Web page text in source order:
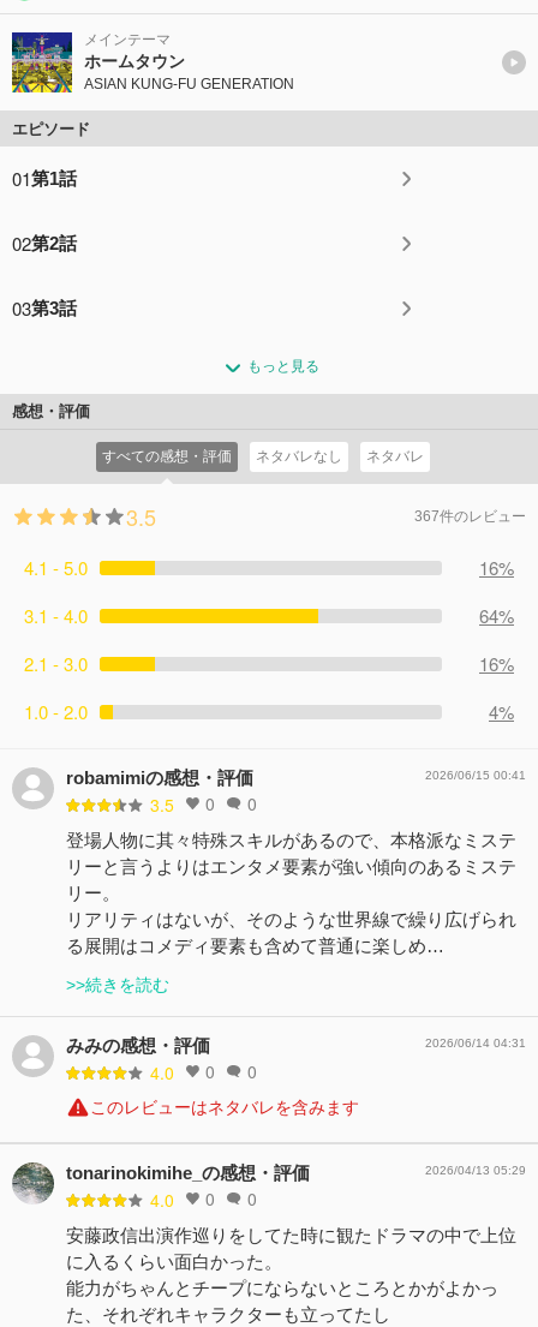
メインテーマ
ホームタウン
ASIAN KUNG-FU GENERATION
エピソード
01第1話
02第2話
03第3話
もっと見る
感想・評価
すべての感想・評価 ネタバレなし ネタバレ
3.5 367件のレビュー
4.1 - 5.0
16%
3.1 - 4.0
64%
2.1 - 3.0
16%
1.0 - 2.0
4%
robamimiの感想・評価
3.5 0 0
2026/06/15 00:41
登場人物に其々特殊スキルがあるので、本格派なミステ
リーと言うよりはエンタメ要素が強い傾向のあるミステ
リー。
リアリティはないが、そのような世界線で繰り広げられ
る展開はコメディ要素も含めて普通に楽しめ…
>>続きを読む
みみの感想・評価
4.0 0 0
2026/06/14 04:31
このレビューはネタバレを含みます
tonarinokimihe_の感想・評価
4.0 0 0
2026/04/13 05:29
安藤政信出演作巡りをしてた時に観たドラマの中で上位
に入るくらい面白かった。
能力がちゃんとチープにならないところとかがよかっ
た、それぞれキャラクターも立ってたし